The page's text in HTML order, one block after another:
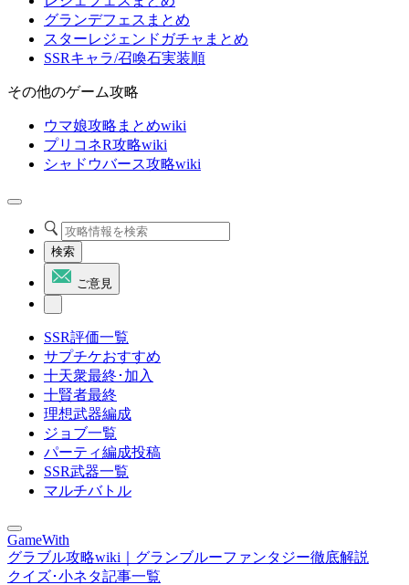
グランデフェスまとめ
スターレジェンドガチャまとめ
SSRキャラ/召喚石実装順
その他のゲーム攻略
ウマ娘攻略まとめwiki
プリコネR攻略wiki
シャドウバース攻略wiki
検索
ご意見
SSR評価一覧
サプチケおすすめ
十天衆最終･加入
十賢者最終
理想武器編成
ジョブ一覧
パーティ編成投稿
SSR武器一覧
マルチバトル
GameWith
グラブル攻略wiki｜グランブルーファンタジー徹底解説
クイズ･小ネタ記事一覧